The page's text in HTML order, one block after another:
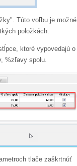
Túto voľbu je možné
položkách.
ktoré vypovedajú o
%zľavy spolu.
tlače zaškrtnúť